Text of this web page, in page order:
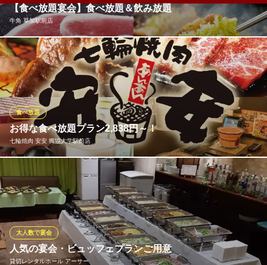
しゃぶしゃぶどん亭 草加花栗店
しゃぶしゃぶ・すきやき
東武伊勢崎線（東武スカイツリーライン）草加駅 徒歩14分
埼玉県草加市西町570-3
【食べ放題宴会】食べ放題＆飲み放題
牛角 草加駅前店
【食べ放題＆飲み放題】お腹いっぱい食べて飲みたい方にはこち
ら！牛角で食べ放題＆飲み放題宴会！90品以上食べられる食べ放
題「牛角90品食べ放題コース」に、アルコール飲み放題を付けて
ついて、90分 5566円（税込)♪牛角で食べ放題をお腹いっぱい楽
しみたい方におススメです！
牛角 草加駅前店
焼肉
東武伊勢崎線（東武スカイツリーライン）草加駅 徒歩1分
埼玉県草加市氷川町2126-5 第三ケイユー1F
お得な食べ放題プラン2,838円～！
七輪焼肉 安安 獨協大学駅前店
食べ放題
お得な食べ放題プランは2,838円(税込)～！ご予算や用途で3種か
らお選びいただけます。プラス1,430円(税込)で飲み放題付にも変
更可◎少人数から大人数までのご宴会が可能です！ 飲み放題・歓
迎会・送迎会・女子会・飲み会・同窓会・ファミリーなど様々な
シーンでお得に炭火焼肉宴会をお楽しみください！
七輪焼肉 安安 獨協大学駅前店
人気の宴会・ビュッフェプランご用意
貸切レンタルホール アーサー
大人数で宴会